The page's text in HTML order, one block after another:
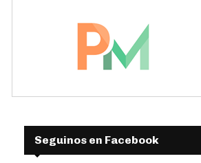
Seguinos en Facebook